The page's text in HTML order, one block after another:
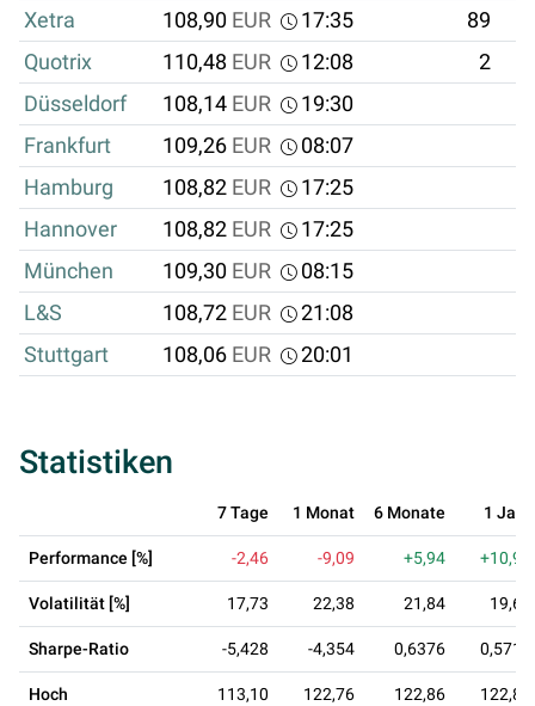
Xetra
108,90 EUR 17:35
89
Quotrix
110,48 EUR 12:08
2
Düsseldorf
108,14 EUR
19:30
Frankfurt
109,26 EUR
08:07
Hamburg
108,82 EUR
17:25
Hannover
108,82 EUR
17:25
München
109,30 EUR
08:15
L&S
108,72 EUR
21:08
Stuttgart
108,06 EUR 20:01
Statistiken
7 Tage 1 Monat 6 Monate 1 Jahr
Performance [%] -2,46 -9,09 +5,94 +10,94
Volatilität [%] 17,73 22,38 21,84 19,63
Sharpe-Ratio -5,428 -4,354 0,6376 0,5716
Hoch 113,10 122,76 122,86 122,86